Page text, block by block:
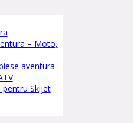
– Moto,
aventura –
pentru Skijet